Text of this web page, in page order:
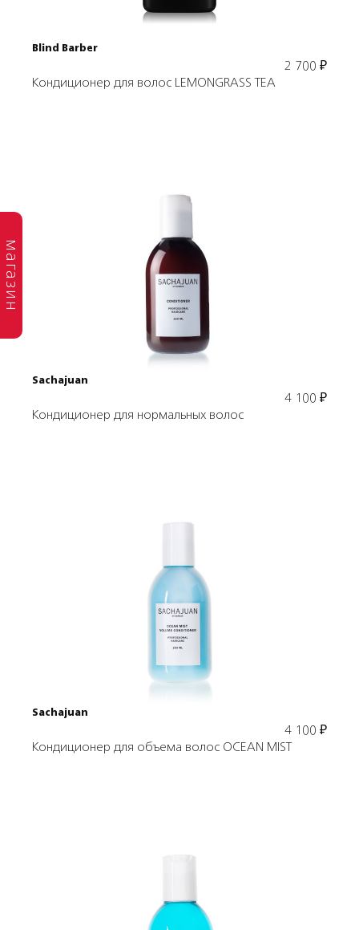
магазин
Blind Barber
2 700 ₽
Кондиционер для волос LEMONGRASS TEA
Подробнее
В корзину
Sachajuan
4 100 ₽
Кондиционер для нормальных волос
Подробнее
В корзину
Sachajuan
4 100 ₽
Кондиционер для объема волос OCEAN MIST